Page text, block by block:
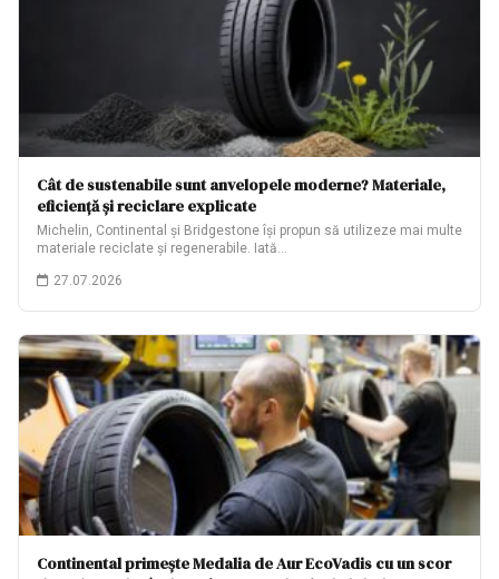
Cât de sustenabile sunt anvelopele moderne? Materiale,
eficiență și reciclare explicate
Michelin, Continental și Bridgestone își propun să utilizeze mai multe
materiale reciclate și regenerabile. Iată…
27.07.2026
Continental primește Medalia de Aur EcoVadis cu un scor